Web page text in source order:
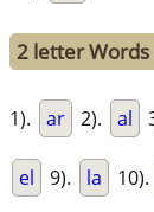
2 letter
1). ar 2). al
el 9). la 10).